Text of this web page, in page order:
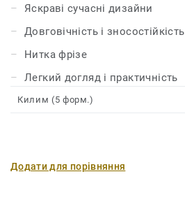
Яскраві сучасні дизайни
Довговічність і зносостійкість
Нитка фрізе
Легкий догляд і практичність
Килим (5 форм.)
Додати для порівняння